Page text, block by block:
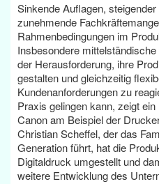
Sinkende Auflagen,
zunehmende
Rahmenbedingungen im
Insbesondere
der Herausforderung, ihre
gestalten und gleichzeitig
Kundenanforderungen zu
Praxis gelingen kann, zeigt
Canon am Beispiel der
Christian Scheffel, der das
Generation führt, hat die
Digitaldruck umgestellt und
weitere Entwicklung des